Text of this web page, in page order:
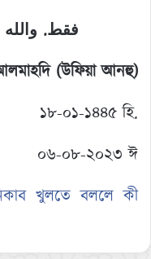
فقط.
(উফিয়া আনহু)
১৮-০১-১৪৪৫ হি.
০৬-০৮-২০২৩ ঈ
খুলতে বললে কী